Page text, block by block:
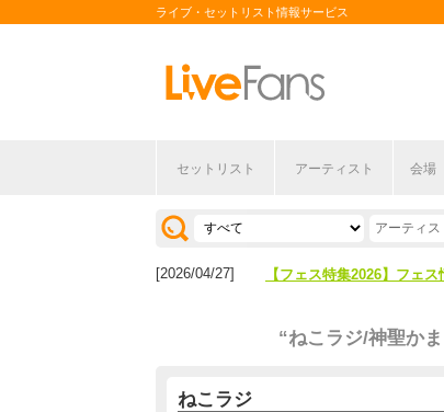
ライブ・セットリスト情報サービス
セットリスト アーティスト 会場
[2026/07/28] 【ライブ動員ランキング
[2026/04/27] 【フェス特集2026】フェス
“ねこラジ/神聖か
ねこラジ